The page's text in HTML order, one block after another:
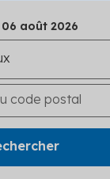
06 août 2026